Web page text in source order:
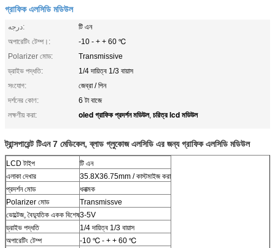
গ্রাফিক এলসিডি মডিউল
درجه:
টি এন
অপারেটিং টেম্প।:
-10 - + + 60 ℃
Polarizer মোড:
Transmissive
ড্রাইভ পদ্ধতি:
1/4 দায়িত্ব 1/3 বায়াস
সংযোগ:
জেব্রা / পিন
দর্শনের কোণ:
6 টা বাজে
লক্ষণীয় করা:
oled গ্রাফিক প্রদর্শন মডিউল, চরিত্র lcd মডিউল
ট্রান্সপারেন্ট টিএন 7 মেডিকেল, ব্লাড গ্লুকোজ এলসিডি এর জন্য গ্রাফিক এলসিডি মডিউল
LCD টাইপ
টি এন
এলাকা দেখার
35.8X36.75mm / কাস্টমাইজ করা
প্রদর্শন মোড
ধনাত্মক
Polarizer মোড
Transmissve
ভোল্টেজ, বৈদ্যুতিক একক বিশেষ3-5V
ড্রাইভ পদ্ধতি
1/4 দায়িত্ব 1/3 বায়াস
অপারেটিং টেম্প
-10 ℃ - + + 60 ℃